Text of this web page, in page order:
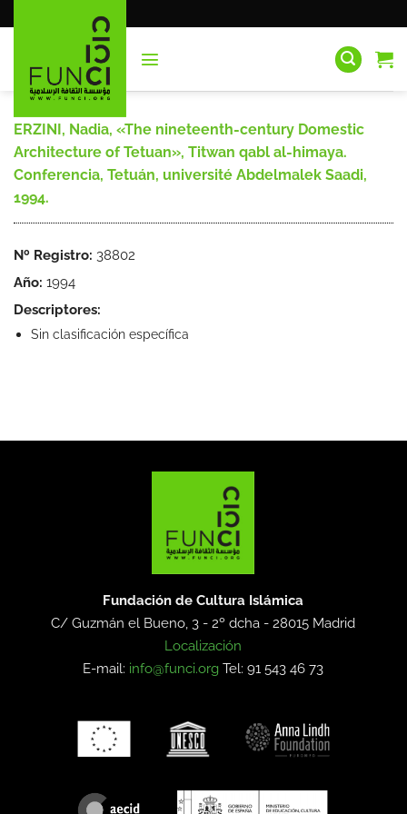
al
ERZINI, Nadia, «The nineteenth-century Domestic
Architecture of Tetuan», Titwan qabl al-himaya.
Conferencia, Tetuán, université Abdelmalek Saadi,
1994.
Nº Registro: 38802
Año: 1994
Descriptores:
Sin clasificación específica
Fundación de Cultura Islámica
C/ Guzmán el Bueno, 3 - 2º dcha -28015 Madrid
Localización
E-mail: info@funci.org Tel: 91 543 46 73